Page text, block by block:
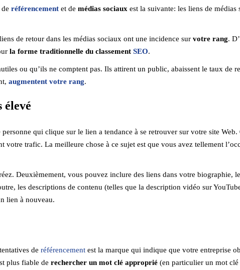
référencement et de médias sociaux est la suivante: les liens de médias
de retour dans les médias sociaux ont une incidence sur votre rang.
la forme traditionnelle du classement SEO.
ou qu’ils ne comptent pas. Ils attirent un public, abaissent le taux de
augmentent votre rang.
élevé
qui clique sur le lien a tendance à se retrouver sur votre site Web.
trafic. La meilleure chose à ce sujet est que vous avez tellement
Deuxièmement, vous pouvez inclure des liens dans votre biographie,
les descriptions de contenu (telles que la description vidéo sur
lien à nouveau.
de référencement est la marque qui indique que votre entreprise
plus fiable de rechercher un mot clé approprié (en particulier un mot clé